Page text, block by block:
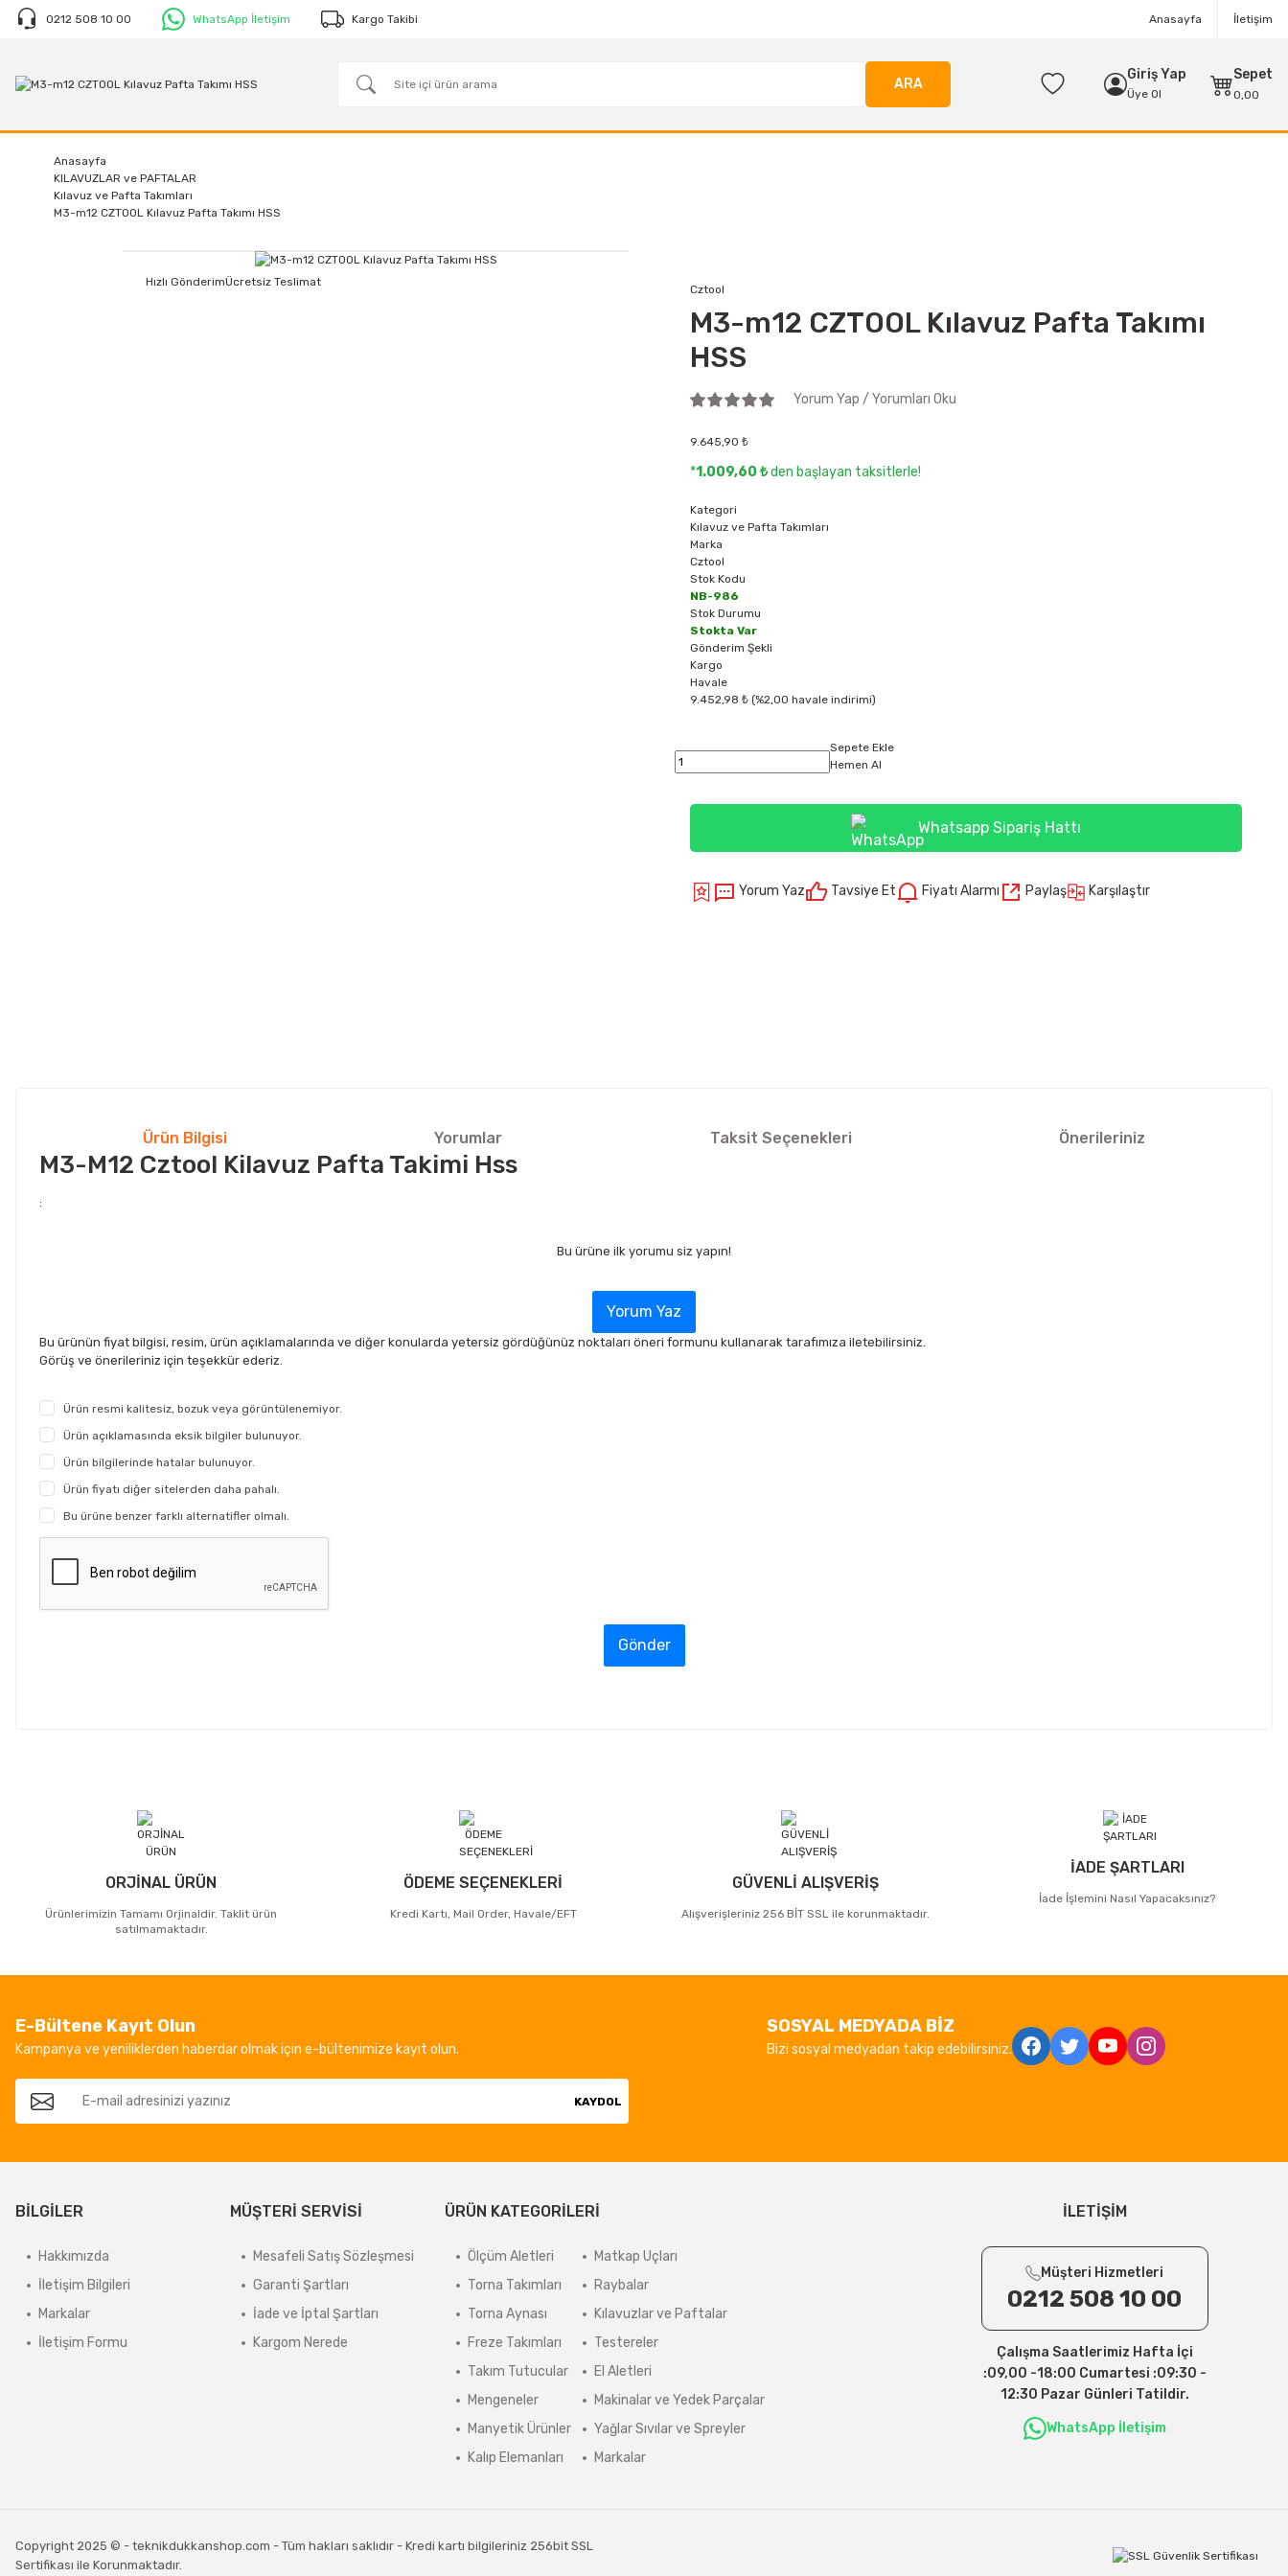
0212 508 10 00 WhatsApp İletişim Kargo Takibi Anasayfa İletişim
ARA
Giriş Yap
Üye Ol
Sepet
0,00
Anasayfa
KILAVUZLAR ve PAFTALAR
Kılavuz ve Pafta Takımları
M3-m12 CZTOOL Kılavuz Pafta Takımı HSS
Hızlı GönderimÜcretsiz Teslimat
Cztool
M3-m12 CZTOOL Kılavuz Pafta Takımı
HSS
Yorum Yap / Yorumları Oku
9.645,90 ₺
*1.009,60 ₺den başlayan taksitlerle!
Kategori
Kılavuz ve Pafta Takımları
Marka
Cztool
Stok Kodu
NB-986
Stok Durumu
Stokta Var
Gönderim Şekli
Kargo
Havale
9.452,98 ₺ (%2,00 havale indirimi)
Sepete Ekle
Hemen Al
Whatsapp Sipariş Hattı
Yorum Yaz Tavsiye Et Fiyatı Alarmı Paylaş Karşılaştır
Ürün Bilgisi Yorumlar Taksit Seçenekleri Önerileriniz
M3-M12 Cztool Kilavuz Pafta Takimi Hss
:
Bu ürüne ilk yorumu siz yapın!
Yorum Yaz
Bu ürünün fiyat bilgisi, resim, ürün açıklamalarında ve diğer konularda yetersiz gördüğünüz noktaları öneri formunu kullanarak tarafımıza iletebilirsiniz.
Görüş ve önerileriniz için teşekkür ederiz.
Ürün resmi kalitesiz, bozuk veya görüntülenemiyor.
Ürün açıklamasında eksik bilgiler bulunuyor.
Ürün bilgilerinde hatalar bulunuyor.
Ürün fiyatı diğer sitelerden daha pahalı.
Bu ürüne benzer farklı alternatifler olmalı.
Gönder
ORJİNAL ÜRÜN
Ürünlerimizin Tamamı Orjinaldir. Taklit ürün
satılmamaktadır.
ÖDEME SEÇENEKLERİ
Kredi Kartı, Mail Order, Havale/EFT
GÜVENLİ ALIŞVERİŞ
Alışverişleriniz 256 BİT SSL ile korunmaktadır.
İADE ŞARTLARI
İade İşlemini Nasıl Yapacaksınız?
E-Bültene Kayıt Olun
Kampanya ve yeniliklerden haberdar olmak için e-bültenimize kayıt olun.
KAYDOL
SOSYAL MEDYADA BİZ
Bizi sosyal medyadan takip edebilirsiniz.
BİLGİLER
Hakkımızda
İletişim Bilgileri
Markalar
İletişim Formu
MÜŞTERİ SERVİSİ
Mesafeli Satış Sözleşmesi
Garanti Şartları
İade ve İptal Şartları
Kargom Nerede
ÜRÜN KATEGORİLERİ
Ölçüm Aletleri
Torna Takımları
Torna Aynası
Freze Takımları
Takım Tutucular
Mengeneler
Manyetik Ürünler
Kalıp Elemanları
Matkap Uçları
Raybalar
Kılavuzlar ve Paftalar
Testereler
El Aletleri
Makinalar ve Yedek Parçalar
Yağlar Sıvılar ve Spreyler
Markalar
İLETİŞİM
Müşteri Hizmetleri
0212 508 10 00
Çalışma Saatlerimiz Hafta İçi
:09,00 -18:00 Cumartesi :09:30 -
12:30 Pazar Günleri Tatildir.
WhatsApp İletişim
Copyright 2025 © - teknikdukkanshop.com - Tüm hakları saklıdır - Kredi kartı bilgileriniz 256bit SSL
Sertifikası ile Korunmaktadır.